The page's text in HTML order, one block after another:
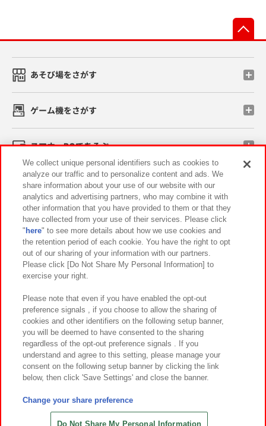
あそび場をさがす
ゲーム機をさがす
スマホ・PCであそぶ
イベント・キャンペーン
関連会社 サステナビリティ サイトポリシー
プライバシーポリシー ウェブアクセシビリティ方針と検証結果
お取引先さまとともに
カスタマーハラスメント対応方針 よくあるご質問・お問い合わせ
©Bandai Namco Amusement Inc.
©Bandai Namco Amusement Lab Inc.
©HANAYASHIKI Co., Ltd. All Rights Reserved.
We collect unique personal identifiers such as cookies to
analyze our traffic and to personalize content and ads. We
share information about your use of our website with our
analytics and advertising partners, who may combine it with
other information that you have provided to them or that they
have collected from your use of their services. Please click
" here" to see more details about how we use cookies and
the retention period of each cookie. You have the right to opt
out of our sharing of your information with our partners.
Please click [Do Not Share My Personal Information] to
exercise your right.
Please note that even if you have enabled the opt-out
preference signals , if you choose to allow the sharing of
cookies and other identifiers on the following setup banner,
you will be deemed to have consented to the sharing
regardless of the opt-out preference signals . If you
understand and agree to this setting, please manage your
consent on the following setup banner by clicking the link
below, then click 'Save Settings' and close the banner.
Change your share preference
Do Not Share My Personal Information